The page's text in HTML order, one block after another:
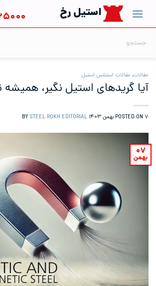
content
استیل رخ
مقالات, مقالات استنلس استیل
آیا گریدهای استیل نگیر، همیشه
POSTED ON ۷ بهمن ۱۴۰۳ STEEL ROKH EDITORIAL
۰۷
بهمن